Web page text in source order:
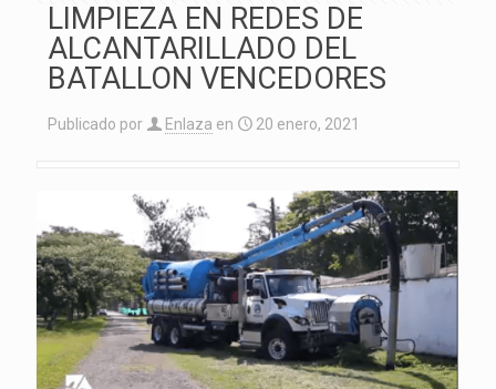
LIMPIEZA EN REDES DE
ALCANTARILLADO DEL
BATALLON VENCEDORES
Publicado por Enlaza en 20 enero, 2021